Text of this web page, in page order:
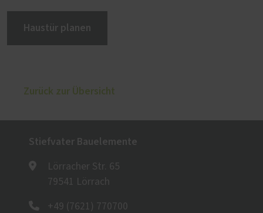
Haustür planen
Zurück zur Übersicht
Stiefvater Bauelemente
Lörracher Str. 65
79541 Lörrach
+49 (7621) 770700